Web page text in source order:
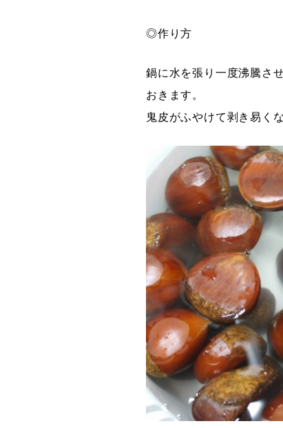
◎作り方
鍋に水を張り一度沸騰さ
おきます。
鬼皮がふやけて剥き易く